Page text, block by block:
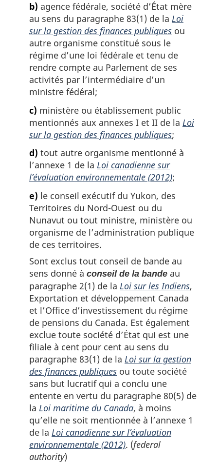
b) agence fédérale, société d’État mère
au sens du paragraphe 83(1) de la Loi
sur la gestion des finances publiques ou
autre organisme constitué sous le
régime d’une loi fédérale et tenu de
rendre compte au Parlement de ses
activités par l’intermédiaire d’un
ministre fédéral;
c) ministère ou établissement public
mentionnés aux annexes I et II de la Loi
sur la gestion des finances publiques;
d) tout autre organisme mentionné à
l’annexe 1 de la Loi canadienne sur
l’évaluation environnementale (2012);
e) le conseil exécutif du Yukon, des
Territoires du Nord-Ouest ou du
Nunavut ou tout ministre, ministère ou
organisme de l’administration publique
de ces territoires.
Sont exclus tout conseil de bande au
sens donné à conseil de la bande au
paragraphe 2(1) de la Loi sur les Indiens,
Exportation et développement Canada
et l’Office d’investissement du régime
de pensions du Canada. Est également
exclue toute société d’État qui est une
filiale à cent pour cent au sens du
paragraphe 83(1) de la Loi sur la gestion
des finances publiques ou toute société
sans but lucratif qui a conclu une
entente en vertu du paragraphe 80(5) de
la Loi maritime du Canada, à moins
qu’elle ne soit mentionnée à l’annexe 1
de la Loi canadienne sur l’évaluation
environnementale (2012). (federal
authority)